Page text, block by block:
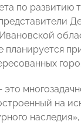
по развитию
планируется
на